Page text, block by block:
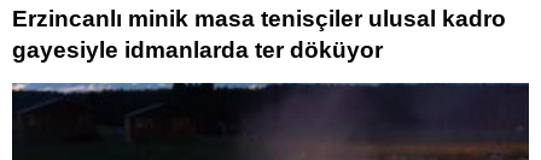
Erzincanlı minik masa tenisçiler ulusal kadro
gayesiyle idmanlarda ter döküyor